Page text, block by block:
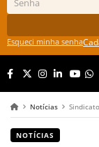
Esqueci minha senha
Notícias Sindicato
NOTÍCIAS